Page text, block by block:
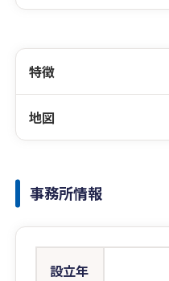
特徴
地図
事務所情報
設立年